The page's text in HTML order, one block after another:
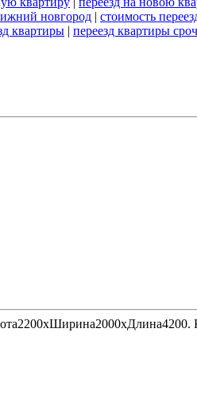
новгород | стоимость
квартиры | переезд квартиры